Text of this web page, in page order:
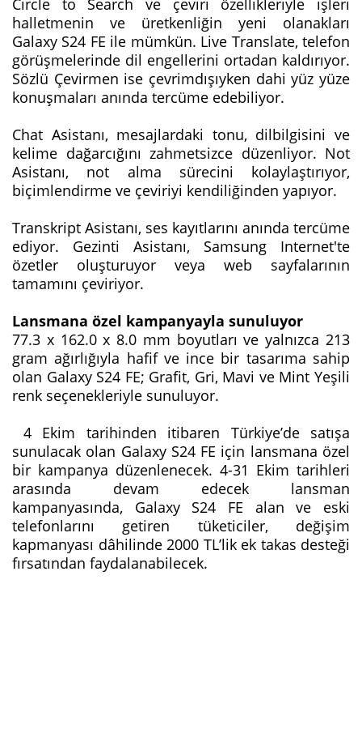
Circle to Search ve çeviri özellikleriyle işleri
halletmenin ve üretkenliğin yeni olanakları
Galaxy S24 FE ile mümkün. Live Translate, telefon
görüşmelerinde dil engellerini ortadan kaldırıyor.
Sözlü Çevirmen ise çevrimdışıyken dahi yüz yüze
konuşmaları anında tercüme edebiliyor.
Chat Asistanı, mesajlardaki tonu, dilbilgisini ve
kelime dağarcığını zahmetsizce düzenliyor. Not
Asistanı, not alma sürecini kolaylaştırıyor,
biçimlendirme ve çeviriyi kendiliğinden yapıyor.
Transkript Asistanı, ses kayıtlarını anında tercüme
ediyor. Gezinti Asistanı, Samsung Internet'te
özetler oluşturuyor veya web sayfalarının
tamamını çeviriyor.
Lansmana özel kampanyayla sunuluyor
77.3 x 162.0 x 8.0 mm boyutları ve yalnızca 213
gram ağırlığıyla hafif ve ince bir tasarıma sahip
olan Galaxy S24 FE; Grafit, Gri, Mavi ve Mint Yeşili
renk seçenekleriyle sunuluyor.
4 Ekim tarihinden itibaren Türkiye’de satışa
sunulacak olan Galaxy S24 FE için lansmana özel
bir kampanya düzenlenecek. 4-31 Ekim tarihleri
arasında devam edecek lansman
kampanyasında, Galaxy S24 FE alan ve eski
telefonlarını getiren tüketiciler, değişim
kapmanyası dâhilinde 2000 TL’lik ek takas desteği
fırsatından faydalanabilecek.